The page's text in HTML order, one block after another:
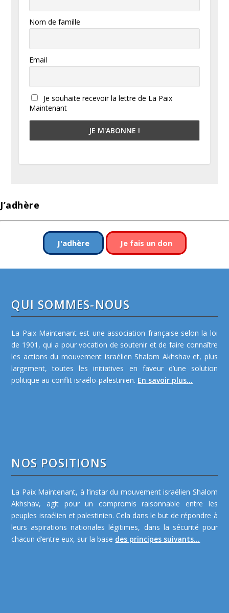
Nom de famille
Email
Je souhaite recevoir la lettre de La Paix
Maintenant
J’adhère
J'adhère Je fais un don
QUI SOMMES-NOUS
La Paix Maintenant est une association française selon la loi
de 1901, qui a pour vocation de soutenir et de faire connaître
les actions du mouvement israélien Shalom Akhshav et, plus
largement, toutes les initiatives en faveur d’une solution
politique au conflit israélo-palestinien. En savoir plus...
NOS POSITIONS
La Paix Maintenant, à l’instar du mouvement israélien Shalom
Akhshav, agit pour un compromis raisonnable entre les
peuples israélien et palestinien. Cela dans le but de répondre à
leurs aspirations nationales légitimes, dans la sécurité pour
chacun d’entre eux, sur la base des principes suivants...